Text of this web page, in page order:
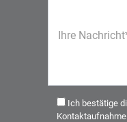
Ihre
Ich bestätige